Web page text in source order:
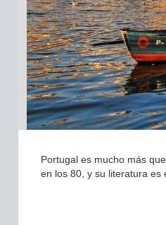
Portugal es mucho más
en los 80, y su literatura es